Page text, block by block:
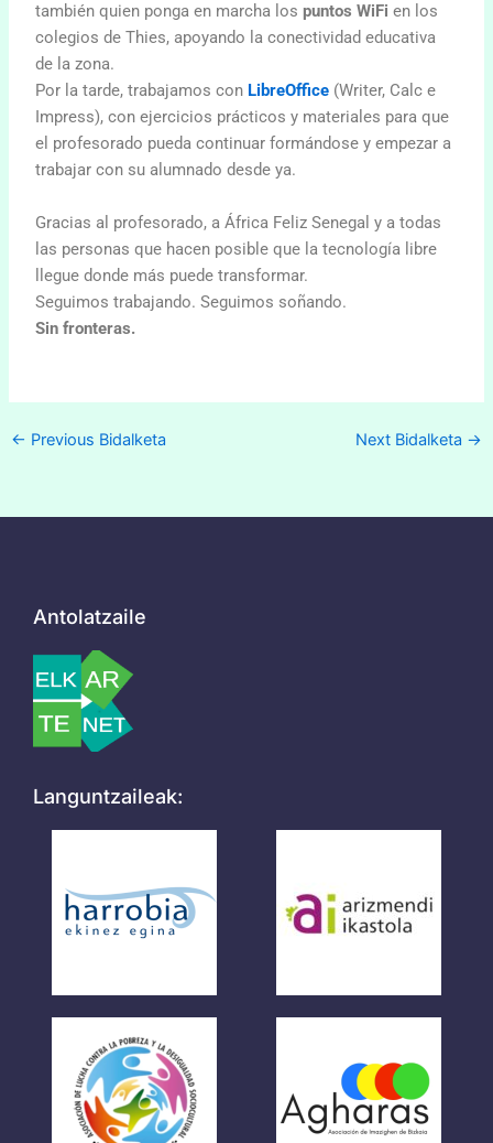
también quien ponga en marcha lospuntos WiFi en los
colegios de Thies, apoyando la conectividad educativa
de la zona.
Por la tarde, trabajamos con LibreOffice (Writer, Calc e
Impress), con ejercicios prácticos y materiales para que
el profesorado pueda continuar formándose y empezar a
trabajar con su alumnado desde ya.
Gracias al profesorado, a África Feliz Senegal y a todas
las personas que hacen posible que la tecnología libre
llegue donde más puede transformar.
Seguimos trabajando. Seguimos soñando.
Sin fronteras.
← Previous Bidalketa Next Bidalketa →
Antolatzaile
Languntzaileak: